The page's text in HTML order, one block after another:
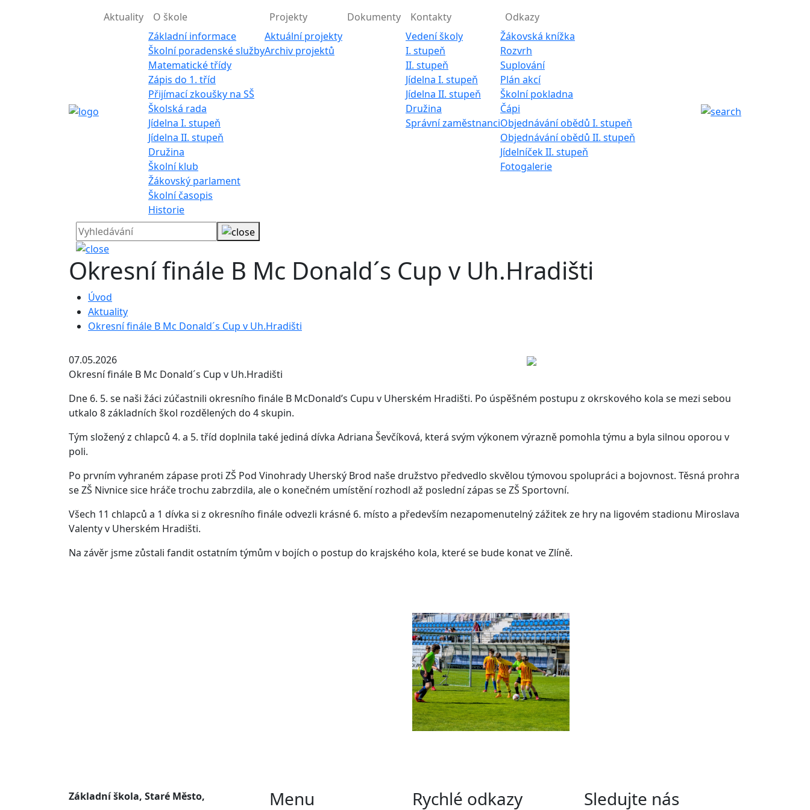
Aktuality
O škole
Základní informace
Školní poradenské služby
Matematické třídy
Zápis do 1. tříd
Přijímací zkoušky na SŠ
Školská rada
Jídelna I. stupeň
Jídelna II. stupeň
Družina
Školní klub
Žákovský parlament
Školní časopis
Historie
Projekty
Aktuální projekty
Archiv projektů
Dokumenty
Kontakty
Vedení školy
I. stupeň
II. stupeň
Jídelna I. stupeň
Jídelna II. stupeň
Družina
Správní zaměstnanci
Odkazy
Žákovská knížka
Rozvrh
Suplování
Plán akcí
Školní pokladna
Čápi
Objednávání obědů I. stupeň
Objednávání obědů II. stupeň
Jídelníček II. stupeň
Fotogalerie
Okresní finále B Mc Donald´s Cup v Uh.Hradišti
Úvod
Aktuality
Okresní finále B Mc Donald´s Cup v Uh.Hradišti
07.05.2026
Okresní finále B Mc Donald´s Cup v Uh.Hradišti
Dne 6. 5. se naši žáci zúčastnili okresního finále B McDonald’s Cupu v Uherském Hradišti. Po úspěšném postupu z okrskového kola se mezi sebou
utkalo 8 základních škol rozdělených do 4 skupin.
Tým složený z chlapců 4. a 5. tříd doplnila také jediná dívka Adriana Ševčíková, která svým výkonem výrazně pomohla týmu a byla silnou oporou v
poli.
Po prvním vyhraném zápase proti ZŠ Pod Vinohrady Uherský Brod naše družstvo předvedlo skvělou týmovou spolupráci a bojovnost. Těsná prohra
se ZŠ Nivnice sice hráče trochu zabrzdila, ale o konečném umístění rozhodl až poslední zápas se ZŠ Sportovní.
Všech 11 chlapců a 1 dívka si z okresního finále odvezli krásné 6. místo a především nezapomenutelný zážitek ze hry na ligovém stadionu Miroslava
Valenty v Uherském Hradišti.
Na závěr jsme zůstali fandit ostatním týmům v bojích o postup do krajského kola, které se bude konat ve Zlíně.
Základní škola, Staré Město, Menu Rychlé odkazy Sledujte nás